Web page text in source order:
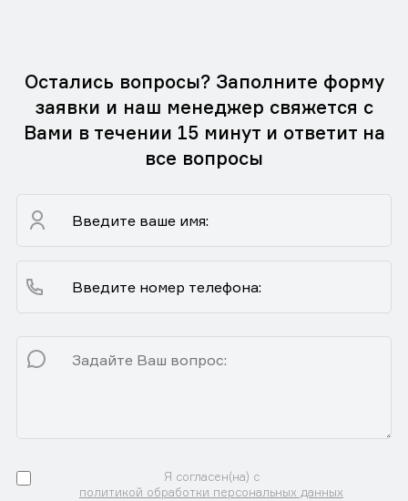
Остались вопросы? Заполните форму
заявки и наш менеджер свяжется с
Вами в течении 15 минут и ответит на
все вопросы
Я согласен(на) с
политикой обработки персональных данных